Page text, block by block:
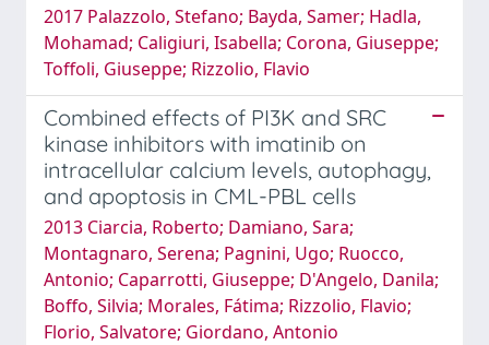
2017 Palazzolo, Stefano; Bayda, Samer; Hadla,
Mohamad; Caligiuri, Isabella; Corona, Giuseppe;
Toffoli, Giuseppe; Rizzolio, Flavio
Combined effects of PI3K and SRC
kinase inhibitors with imatinib on
intracellular calcium levels, autophagy,
and apoptosis in CML-PBL cells
2013 Ciarcia, Roberto; Damiano, Sara;
Montagnaro, Serena; Pagnini, Ugo; Ruocco,
Antonio; Caparrotti, Giuseppe; D'Angelo, Danila;
Boffo, Silvia; Morales, Fátima; Rizzolio, Flavio;
Florio, Salvatore; Giordano, Antonio